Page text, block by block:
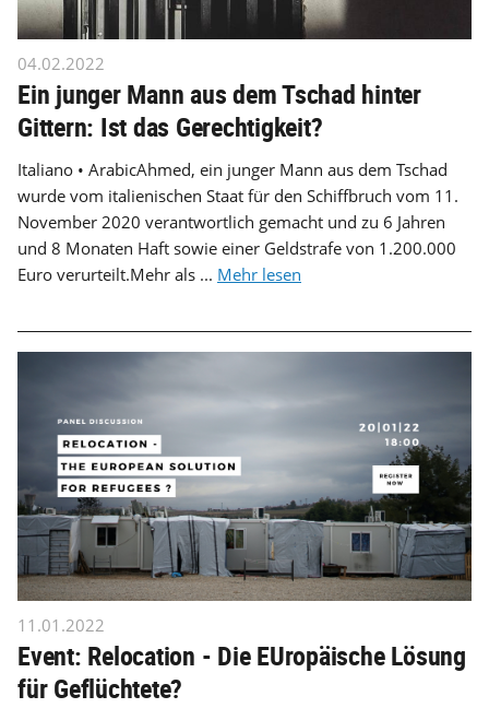
04.02.2022
Ein junger Mann aus dem Tschad hinter
Gittern: Ist das Gerechtigkeit?
Italiano • ArabicAhmed, ein junger Mann aus dem Tschad
wurde vom italienischen Staat für den Schiffbruch vom 11.
November 2020 verantwortlich gemacht und zu 6 Jahren
und 8 Monaten Haft sowie einer Geldstrafe von 1.200.000
Euro verurteilt.Mehr als ... Mehr lesen
11.01.2022
Event: Relocation - Die EUropäische Lösung
für Geflüchtete?